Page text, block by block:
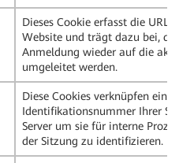
Dieses Cookie erfasst die URL
Website und trägt dazu bei,
Anmeldung wieder auf die
umgeleitet werden.
Diese Cookies verknüpfen eine
Identifikationsnummer Ihrer
Server um sie für interne
der Sitzung zu identifizieren.